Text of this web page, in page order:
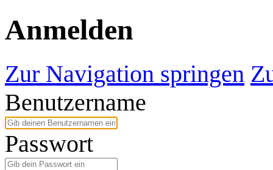
Anmelden
Zur Navigation springen
Benutzername
Passwort